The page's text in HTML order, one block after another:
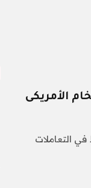
في التعاملات